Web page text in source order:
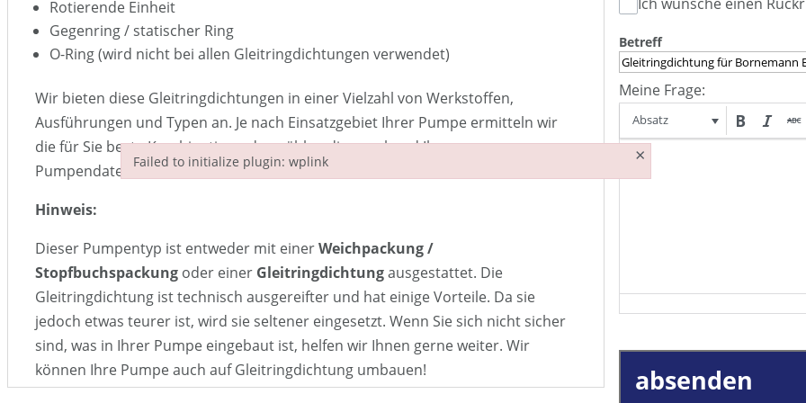
Rotierende Einheit
Gegenring / statischer Ring
O-Ring (wird nicht bei allen Gleitringdichtungen verwendet)
Wir bieten diese Gleitringdichtungen in einer Vielzahl von Werkstoffen,
Ausführungen und Typen an. Je nach Einsatzgebiet Ihrer Pumpe ermitteln wir
die für Sie beste Kombination oder wählen diese anhand Ihres
Pumpendatenblattes aus.
Hinweis:
Dieser Pumpentyp ist entweder mit einerWeichpackung /
Stopfbuchspackung oder einer Gleitringdichtungausgestattet. Die
Gleitringdichtung ist technisch ausgereifter und hat einige Vorteile. Da sie
jedoch etwas teurer ist, wird sie seltener eingesetzt. Wenn Sie sich nicht sicher
sind, was in Ihrer Pumpe eingebaut ist, helfen wir Ihnen gerne weiter. Wir
können Ihre Pumpe auch auf Gleitringdichtung umbauen!
Betreff
Meine Frage:
Absatz
absenden
Failed to initialize plugin: wplink ×
Failed to initialize plugin: wplink